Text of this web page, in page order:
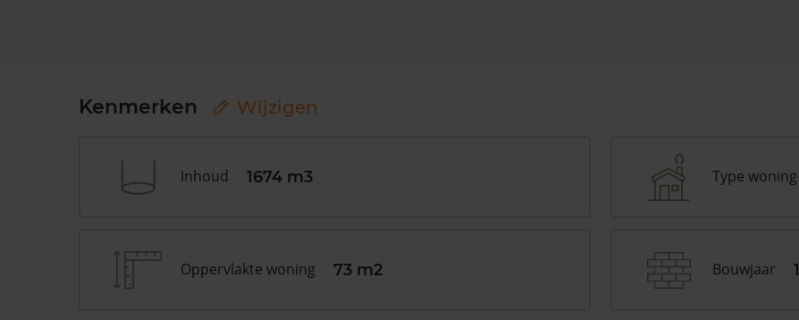
Kenmerken Wijzigen
Inhoud 1674 m3 Type woning
Oppervlakte woning 73 m2 Bouwjaar